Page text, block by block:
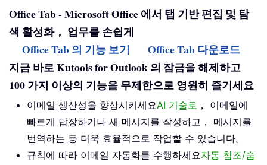
Office Tab - Microsoft Office 에서 탭 기반 편집 및 탐
색 활성화， 업무를 손쉽게
Office Tab 의 기능 보기
Office Tab 다운로드
지금 바로 Kutools for Outlook 의 잠금을 해제하고
100 가지 이상의 기능을 무제한으로 영원히 즐기세요
이메일 생산성을 향상시키세요AI 기술로 ， 이메일에
빠르게 답장하거나 새 메시지를 작성하고， 메시지를
번역하는 등 더욱 효율적으로 작업할 수 있습니다。
규칙에 따라 이메일 자동화를 수행하세요자동 참조/숨